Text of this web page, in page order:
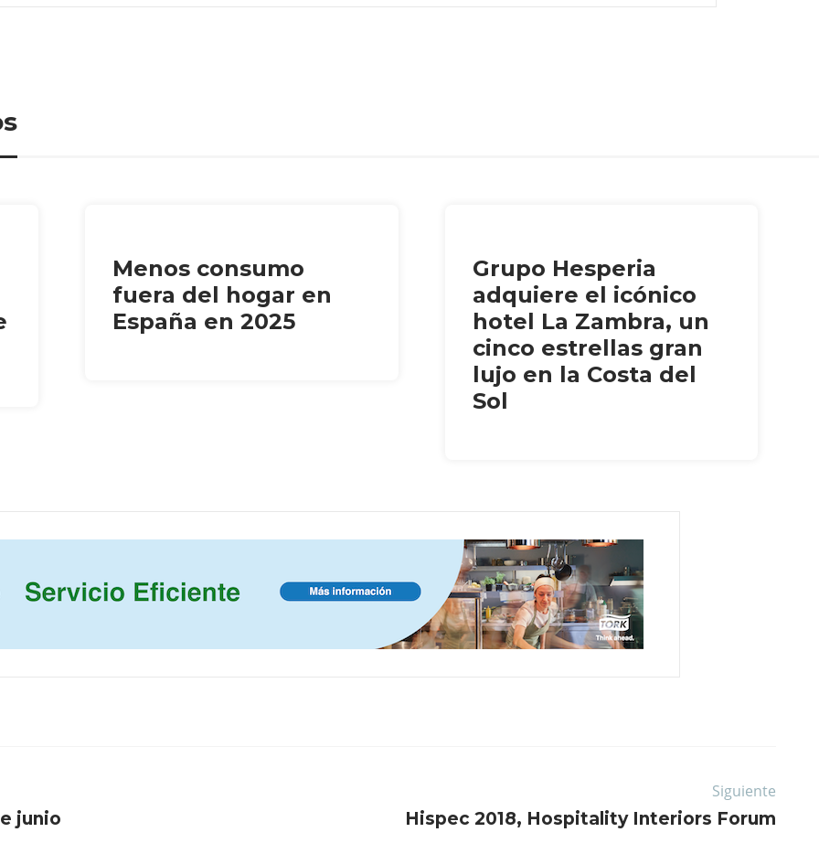
Menos consumo
fuera del hogar en
España en 2025
Grupo Hesperia
adquiere el icónico
hotel La Zambra, un
cinco estrellas gran
lujo en la Costa del
Sol
junio
Siguiente
Hispec 2018, Hospitality Interiors Forum